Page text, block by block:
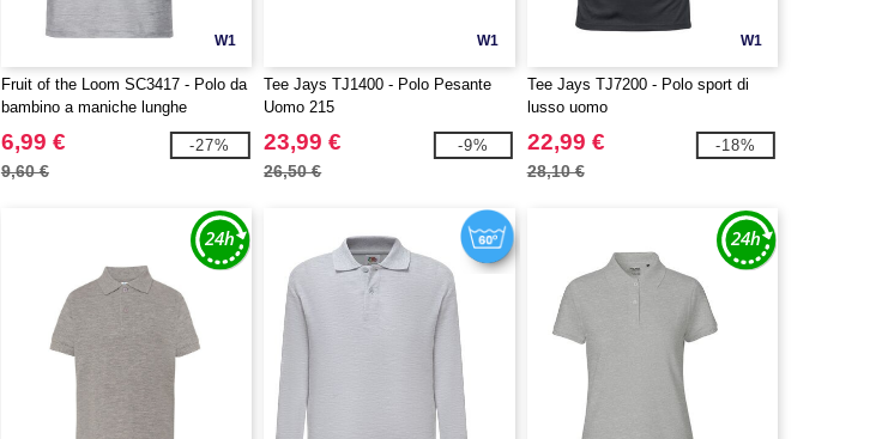
W1
Fruit of the Loom SC3417 - Polo da
bambino a maniche lunghe
6,99 €
9,60 €
-27%
W1
Tee Jays TJ1400 - Polo Pesante
Uomo 215
23,99 €
26,50 €
-9%
W1
Tee Jays TJ7200 - Polo sport di
lusso uomo
22,99 €
28,10 €
-18%